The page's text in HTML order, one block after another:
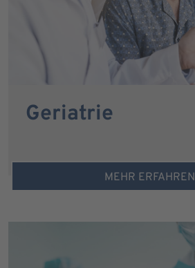
Geriatrie
MEHR ERFAHREN